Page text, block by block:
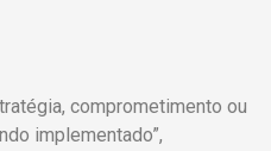
comprometimento ou
implementado”,